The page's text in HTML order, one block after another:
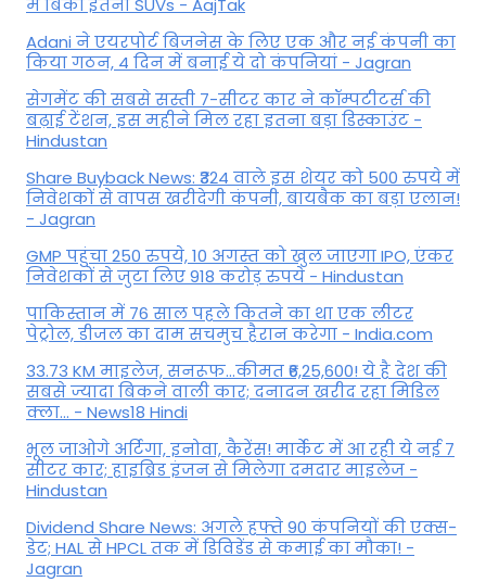
में बिकीं इतनी SUVs - AajTak
Adani ने एयरपोर्ट बिजनेस के लिए एक और नई कंपनी का
किया गठन, 4 दिन में बनाई ये दो कंपनियां - Jagran
सेगमेंट की सबसे सस्ती 7-सीटर कार ने कॉम्पटीटर्स की
बढ़ाई टेंशन, इस महीने मिल रहा इतना बड़ा डिस्काउंट -
Hindustan
Share Buyback News: ₹324 वाले इस शेयर को 500 रुपये में
निवेशकों से वापस खरीदेगी कंपनी, बायबैक का बड़ा एलान!
- Jagran
GMP पहुंचा 250 रुपये, 10 अगस्त को खुल जाएगा IPO, एंकर
निवेशकों से जुटा लिए 918 करोड़ रुपये - Hindustan
पाकिस्तान में 76 साल पहले कितने का था एक लीटर
पेट्रोल, डीजल का दाम सचमुच हैरान करेगा - India.com
33.73 KM माइलेज, सनरूफ...कीमत ₹6,25,600! ये है देश की
सबसे ज्यादा बिकने वाली कार; दनादन खरीद रहा मिडिल
क्ला... - News18 Hindi
भूल जाओगे अर्टिगा, इनोवा, कैरेंस! मार्केट में आ रही ये नई 7
सीटर कार; हाइब्रिड इंजन से मिलेगा दमदार माइलेज -
Hindustan
Dividend Share News: अगले हफ्ते 90 कंपनियों की एक्स-
डेट; HAL से HPCL तक में डिविडेंड से कमाई का मौका! -
Jagran